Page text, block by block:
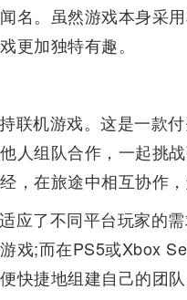
名。虽然游戏本身采
更加独特有趣。
联机游戏。这是一款
人组队合作，一起挑
，在旅途中相互协作，
应了不同平台玩家的
戏;而在PS5或Xbox
快捷地组建自己的团队